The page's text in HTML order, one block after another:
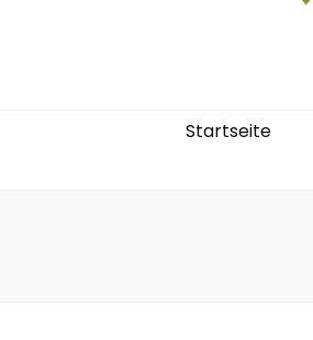
Startseite